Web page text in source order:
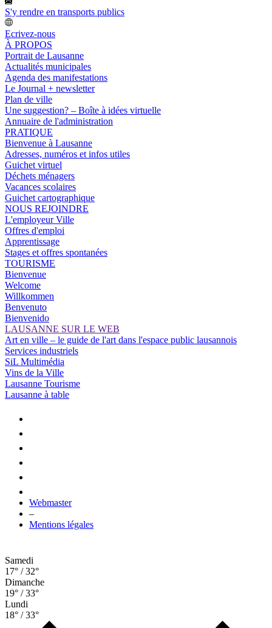
S'y rendre en transports publics
Ecrivez-nous
À PROPOS
Portrait de Lausanne
Actualités municipales
Agenda des manifestations
Le Journal + newsletter
Plan de ville
Une suggestion? – Boîte à idées virtuelle
Annuaire de l'administration
PRATIQUE
Bienvenue à Lausanne
Adresses, numéros et infos utiles
Guichet virtuel
Déchets ménagers
Vacances scolaires
Guichet cartographique
NOUS REJOINDRE
L'employeur Ville
Offres d'emploi
Apprentissage
Stages et offres spontanées
TOURISME
Bienvenue
Welcome
Willkommen
Benvenuto
Bienvenido
LAUSANNE SUR LE WEB
Art en ville – le guide de l'art dans l'espace public lausannois
Services industriels
SiL Multimédia
Vins de la Ville
Lausanne Tourisme
Lausanne à table
Webmaster
–
Mentions légales
Samedi
17° / 32°
Dimanche
19° / 33°
Lundi
18° / 33°